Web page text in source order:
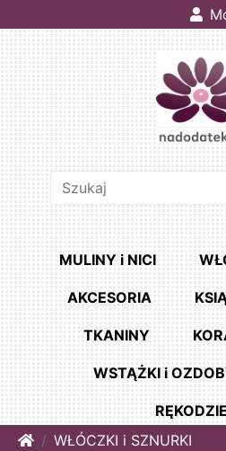
MULINY i NICI
AKCESORIA
TKANINY
WSTĄŻKI i
HomeWŁÓCZKI i SZNURKI